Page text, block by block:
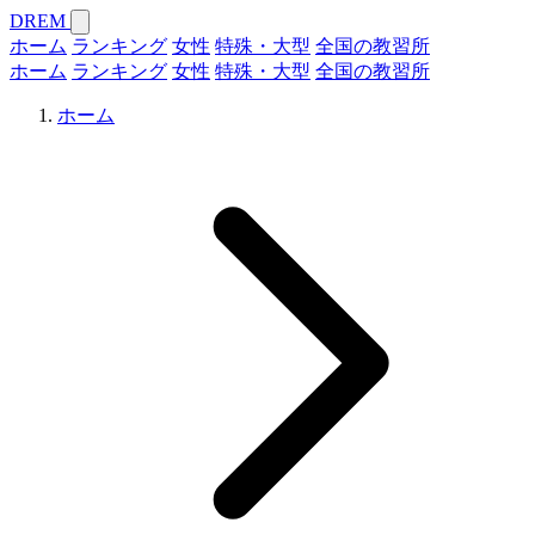
DREM
ホーム ランキング 女性 特殊・大型 全国の教習所
ホーム ランキング 女性 特殊・大型 全国の教習所
ホーム